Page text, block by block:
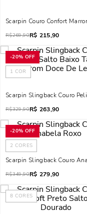
Scarpin Couro Confort
R$269,90R$ 215,90
-20% OFF
1 COR
Scarpin Slingback Couro
R$329,90R$ 263,90
-20% OFF
2 CORES
Scarpin Slingback Couro
R$349,90R$ 279,90
8 CORES